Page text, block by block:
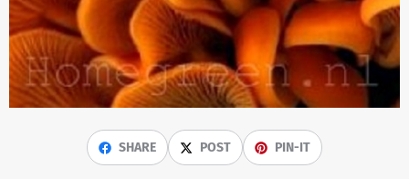
SHARE POST PIN-IT